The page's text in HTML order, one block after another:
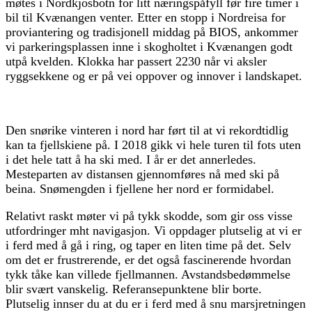
bil til Kvænangen venter. Etter en stopp i Nordreisa for
proviantering og tradisjonell middag på BIOS, ankommer
vi parkeringsplassen inne i skogholtet i Kvænangen godt
utpå kvelden. Klokka har passert 2230 når vi aksler
ryggsekkene og er på vei oppover og innover i landskapet.
Den snørike vinteren i nord har ført til at vi rekordtidlig
kan ta fjellskiene på. I 2018 gikk vi hele turen til fots uten
i det hele tatt å ha ski med. I år er det annerledes.
Mesteparten av distansen gjennomføres nå med ski på
beina. Snømengden i fjellene her nord er formidabel.
Relativt raskt møter vi på tykk skodde, som gir oss visse
utfordringer mht navigasjon. Vi oppdager plutselig at vi er
i ferd med å gå i ring, og taper en liten time på det. Selv
om det er frustrerende, er det også fascinerende hvordan
tykk tåke kan villede fjellmannen. Avstandsbedømmelse
blir svært vanskelig. Referansepunktene blir borte.
Plutselig innser du at du er i ferd med å snu marsjretningen